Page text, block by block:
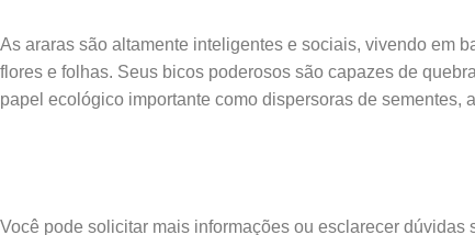
As araras são altamente inteligentes e sociais, vivendo em
flores e folhas. Seus bicos poderosos são capazes de
papel ecológico importante como dispersoras de sementes,
Você pode solicitar mais informações ou esclarecer